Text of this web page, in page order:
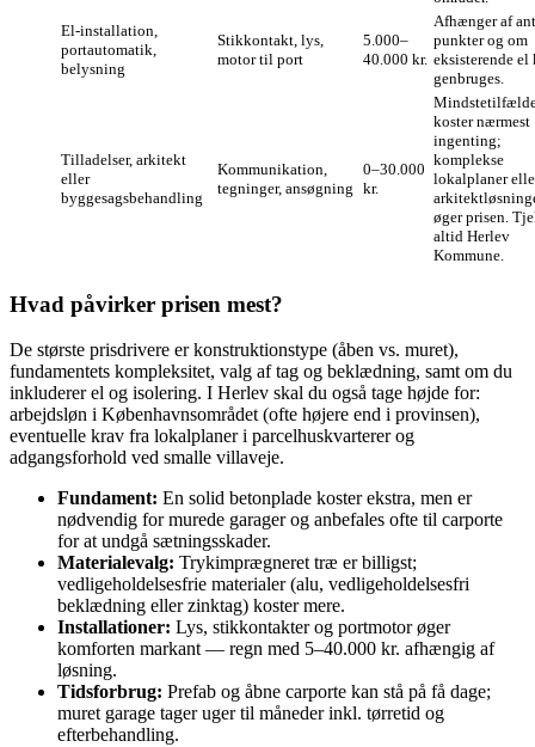
El‑installation,
portautomatik,
belysning
Stikkontakt, lys,
motor til port
5.000–
40.000 kr.
Afhænger af
punkter og om
eksisterende el
genbruges.
Tilladelser, arkitekt
eller
byggesagsbehandling
Kommunikation,
tegninger, ansøgning
0–30.000
kr.
koster nærmest
ingenting;
komplekse
lokalplaner
øger prisen.
altid Herlev
Kommune.
Hvad påvirker prisen mest?
De største prisdrivere er konstruktionstype (åben vs. muret),
fundamentets kompleksitet, valg af tag og beklædning, samt om du
inkluderer el og isolering. I Herlev skal du også tage højde for:
arbejdsløn i Københavnsområdet (ofte højere end i provinsen),
eventuelle krav fra lokalplaner i parcelhuskvarterer og
adgangsforhold ved smalle villaveje.
Fundament: En solid betonplade koster ekstra, men er
nødvendig for murede garager og anbefales ofte til carporte
for at undgå sætningsskader.
Materialevalg: Trykimprægneret træ er billigst;
vedligeholdelsesfrie materialer (alu, vedligeholdelsesfri
beklædning eller zinktag) koster mere.
Installationer: Lys, stikkontakter og portmotor øger
komforten markant — regn med 5–40.000 kr. afhængig af
løsning.
Tidsforbrug: Prefab og åbne carporte kan stå på få dage;
muret garage tager uger til måneder inkl. tørretid og
efterbehandling.